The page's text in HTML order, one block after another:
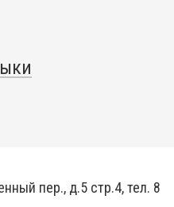
пер., д.5 стр.4, тел. 8